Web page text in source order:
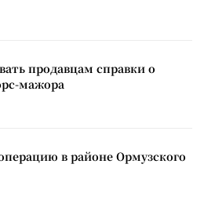
продавцам справки о
мажора
в районе Ормузского